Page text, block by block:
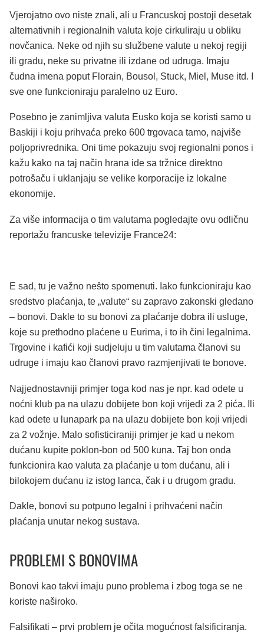
Vjerojatno ovo niste znali, ali u Francuskoj postoji desetak
alternativnih i regionalnih valuta koje cirkuliraju u obliku
novčanica. Neke od njih su službene valute u nekoj regiji
ili gradu, neke su privatne ili izdane od udruga. Imaju
čudna imena poput Florain, Bousol, Stuck, Miel, Muse itd. I
sve one funkcioniraju paralelno uz Euro.
Posebno je zanimljiva valuta Eusko koja se koristi samo u
Baskiji i koju prihvaća preko 600 trgovaca tamo, najviše
poljoprivrednika. Oni time pokazuju svoj regionalni ponos i
kažu kako na taj način hrana ide sa tržnice direktno
potrošaču i uklanjaju se velike korporacije iz lokalne
ekonomije.
Za više informacija o tim valutama pogledajte ovu odličnu
reportažu francuske televizije France24:
E sad, tu je važno nešto spomenuti. Iako funkcioniraju kao
sredstvo plaćanja, te „valute“ su zapravo zakonski gledano
– bonovi. Dakle to su bonovi za plaćanje dobra ili usluge,
koje su prethodno plaćene u Eurima, i to ih čini legalnima.
Trgovine i kafići koji sudjeluju u tim valutama članovi su
udruge i imaju kao članovi pravo razmjenjivati te bonove.
Najjednostavniji primjer toga kod nas je npr. kad odete u
noćni klub pa na ulazu dobijete bon koji vrijedi za 2 pića. Ili
kad odete u lunapark pa na ulazu dobijete bon koji vrijedi
za 2 vožnje. Malo sofisticiraniji primjer je kad u nekom
dućanu kupite poklon-bon od 500 kuna. Taj bon onda
funkcionira kao valuta za plaćanje u tom dućanu, ali i
bilokojem dućanu iz istog lanca, čak i u drugom gradu.
Dakle, bonovi su potpuno legalni i prihvaćeni način
plaćanja unutar nekog sustava.
PROBLEMI S BONOVIMA
Bonovi kao takvi imaju puno problema i zbog toga se ne
koriste naširoko.
Falsifikati – prvi problem je očita mogućnost falsificiranja.